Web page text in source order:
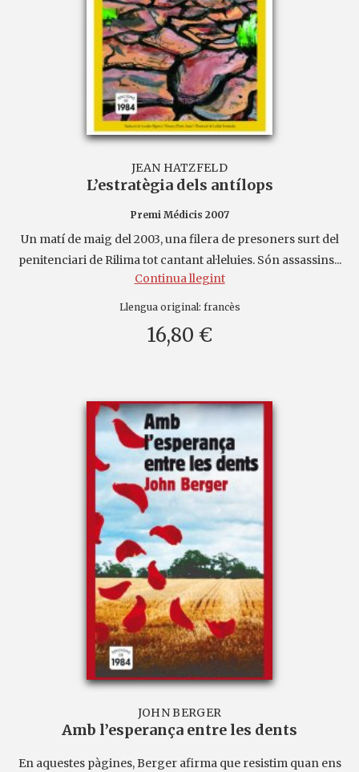
JEAN HATZFELD
L’estratègia dels antílops
Premi Médicis 2007
Un matí de maig del 2003, una filera de presoners surt del
penitenciari de Rilima tot cantant al·leluies. Són assassins...
Continua llegint
Llengua original: francès
16,80 €
JOHN BERGER
Amb l’esperança entre les dents
En aquestes pàgines, Berger afirma que resistim quan ens